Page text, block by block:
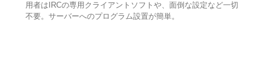
用者はIRCの専用クライアントソフトや、面倒な設定など一切
不要。サーバーへのプログラム設置が簡単。